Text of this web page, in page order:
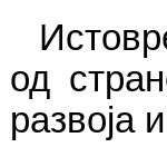
од
развоја